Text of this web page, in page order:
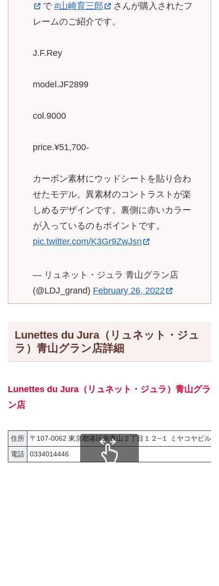
で #山崎育三郎
さんが購入されたフ
レームのご紹介です。
J.F.Rey
model.JF2899
col.9000
price.¥51,700-
カーボン素材にウッドシートを貼り合わ
せたモデル。異素材のコントラストが楽
しめるデザインです。裏側に赤いカラー
が入っているのもポイントです。
pic.twitter.com/K3Gr9ZwJsn
— リュネット・ジュラ 青山グラン店
(@LDJ_grand) February 26, 2022
Lunettes du Jura（リュネット・ジュ
ラ）青山グラン店詳細
Lunettes du Jura（リュネット・ジュラ） 青山グラ
ン店
住所
〒107-0062 東京都港区南青山２丁目１２−１ ミヤコヤビル
電話
0334014446